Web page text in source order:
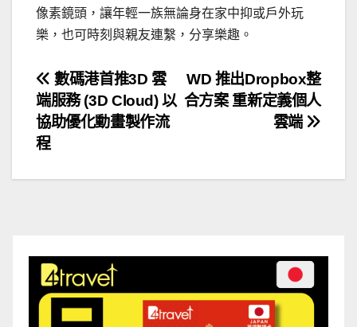
像素鏡頭，讓年輕一族無論身在家中抑或戶外玩
樂，也可時刻與親友連繫，分享樂趣。
文
章
導
覽
WD 推出Dropbox整
合方案 重新定義個人
雲端
數碼港首推3D 雲
端服務 (3D Cloud) 以
協助優化動畫製作流
程